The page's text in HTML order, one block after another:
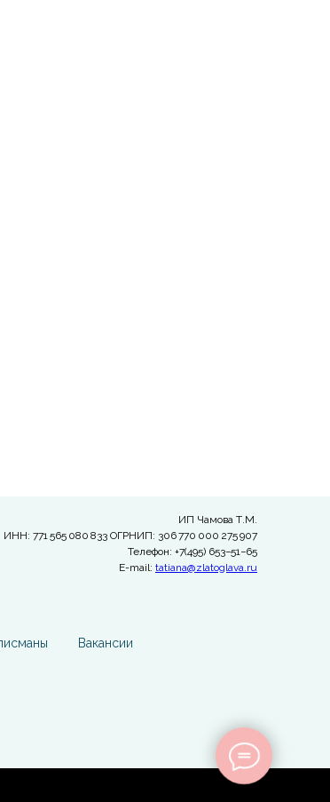
ИП Чамова Т.М.
ИНН: 771 565 080 833 ОГРНИП: 306 770 000 275 907
Телефон: +7(495) 653−51−65
E-mail: tatiana@zlatoglava.ru
Вакансии